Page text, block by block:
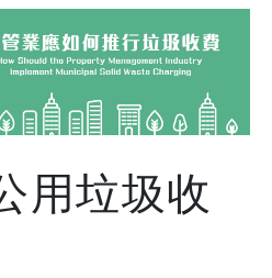
用垃圾收